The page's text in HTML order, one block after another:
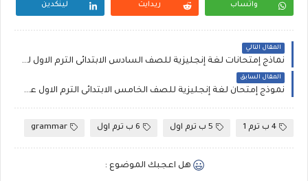
واتساب ريدايت لينكدين
المقال التالي
نماذج إمتحانات لغة إنجليزية للصف السادس الابتدائى الترم الاول لمستر محمد رضا مطابقة لمواصفات 2024
المقال السابق
نموذج إمتحان لغة إنجليزية للصف الخامس الابتدائى الترم الاول على الوحدة الخامسة لمستر أحمد نبيل مطابق لمواصفات 2024
4 ب ترم 1 5 ب ترم اول 6 ب ترم اول grammar
هل اعجبك الموضوع :